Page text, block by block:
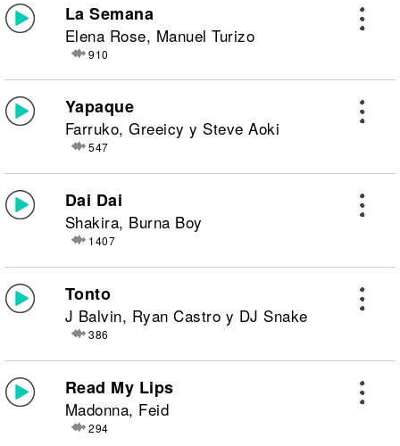
La Semana
Elena Rose, Manuel Turizo
910
Yapaque
Farruko, Greeicy y Steve Aoki
547
Dai Dai
Shakira, Burna Boy
1407
Tonto
J Balvin, Ryan Castro y DJ Snake
386
Read My Lips
Madonna, Feid
294